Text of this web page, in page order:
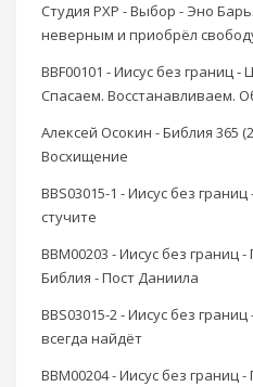
Студия РХР - Выбор - Эно
неверным и приобрёл
BBF00101 - Иисус без границ -
Спасаем. Восстанавливаем.
Алексей Осокин - Библия 365
Восхищение
BBS03015-1 - Иисус без
стучите
BBM00203 - Иисус без границ
Библия - Пост Даниила
BBS03015-2 - Иисус без
всегда найдёт
BBM00204 - Иисус без границ